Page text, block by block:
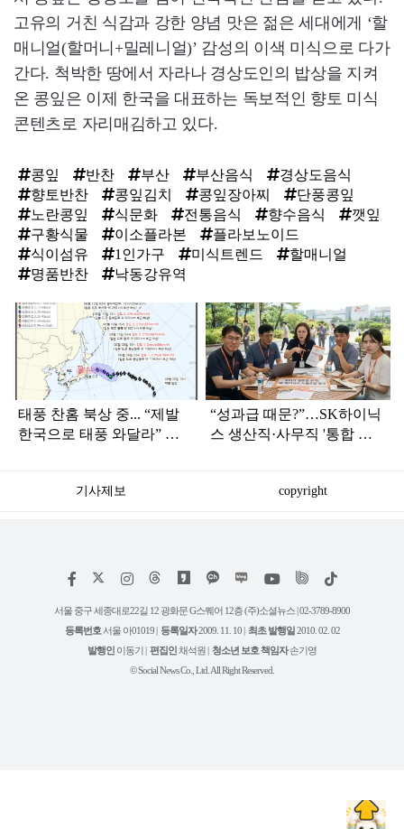
고유의 거친 식감과 강한 양념 맛은 젊은 세대에게 ‘할
매니얼(할머니+밀레니얼)’ 감성의 이색 미식으로 다가
간다. 척박한 땅에서 자라나 경상도인의 밥상을 지켜
온 콩잎은 이제 한국을 대표하는 독보적인 향토 미식
콘텐츠로 자리매김하고 있다.
콩잎 반찬 부산 부산음식
경상도음식
향토반찬
콩잎김치 콩잎장아찌
단풍콩잎
노란콩잎
식문화 전통음식 향수음식
깻잎
구황식물
이소플라본
플라보노이드
식이섬유
1인가구 미식트렌드
할매니얼
명품반찬
낙동강유역
탑
라
인
태풍 찬홈 북상 중... “제발
한국으로 태풍 와달라” 말
“성과급 때문?”…SK하이닉
스 생산직·사무직 '통합 노
기사제보 copyright
페
스
인
타
램
위
트
유
튜
틱
서울 중구 세종대로22길 12 광화문 G스퀘어 12층 (주)소셜뉴스 | 02-3789-8900
등록번호서울 아01019 | 등록일자2009. 11. 10 | 최초 발행일 2010. 02. 02
발행인 이동기 | 편집인채석원 | 청소년 보호 책임자손기영
© Social News Co., Ltd. All Right Reserved.